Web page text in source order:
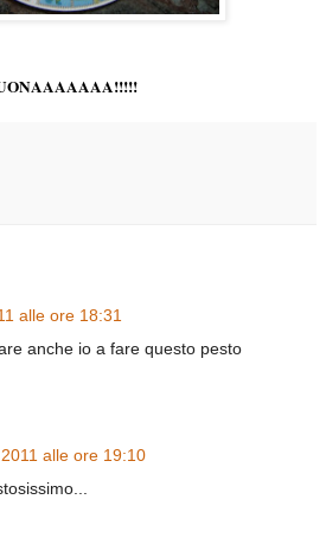
alle ore 18:31
anche io a fare questo pesto
alle ore 19:10